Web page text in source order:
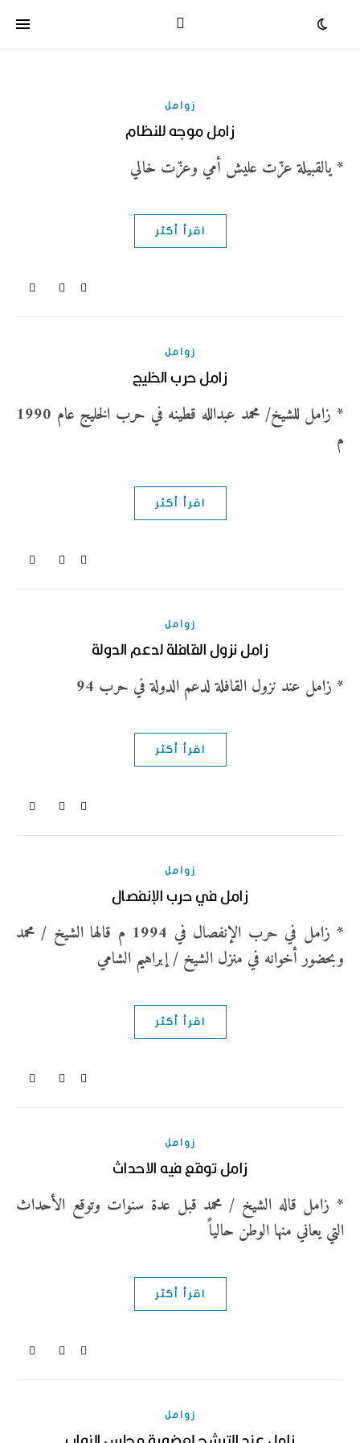
زوامل
زامل موجه للنظام
* يالقبيلة عزّت عليش أمي وعزّت خالي
اقرأ أكثر
زوامل
زامل حرب الخليج
* زامل للشيخ/ محمد عبدالله قطينه في حرب الخليج عام 1990
م
اقرأ أكثر
زوامل
زامل نزول القافلة لدعم الدولة
* زامل عند نزول القافلة لدعم الدولة في حرب 94
اقرأ أكثر
زوامل
زامل في حرب الإنفصال
* زامل في حرب الإنفصال في 1994 م قالها الشيخ / محمد
وبحضور أخوانه في منزل الشيخ / إبراهيم الشامي
اقرأ أكثر
زوامل
زامل توقع فيه الاحداث
* زامل قاله الشيخ / محمد قبل عدة سنوات وتوقع الأحداث
التي يعاني منها الوطن حالياً
اقرأ أكثر
زوامل